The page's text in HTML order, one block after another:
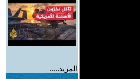
المزيد.....